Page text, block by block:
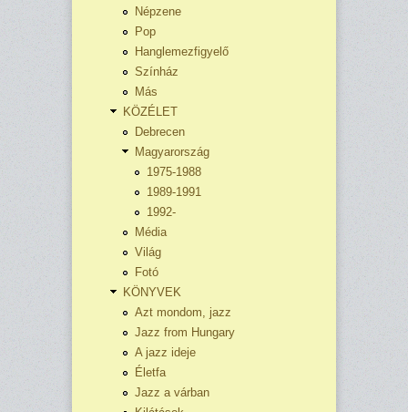
Népzene
Pop
Hanglemezfigyelő
Színház
Más
KÖZÉLET
Debrecen
Magyarország
1975-1988
1989-1991
1992-
Média
Világ
Fotó
KÖNYVEK
Azt mondom, jazz
Jazz from Hungary
A jazz ideje
Életfa
Jazz a várban